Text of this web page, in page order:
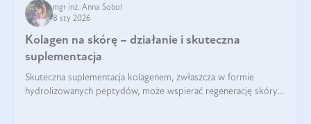
mgr inż. Anna Sobol
8 sty 2026
Kolagen na skórę – działanie i skuteczna
suplementacja
Skuteczna suplementacja kolagenem, zwłaszcza w formie
hydrolizowanych peptydów, może wspierać regenerację skóry i